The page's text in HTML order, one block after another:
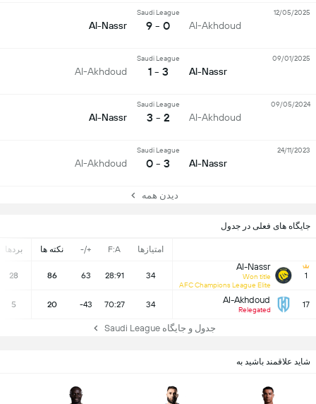
جایگاه های فعلی در جدول
امتیازها F:A
+/- نکته ها بردها
1
Al-Nassr
Won title
AFC Champions League Elite
34
28:91
63
86
28
17
Al-Akhdoud
Relegated
34
70:27
-43
20
5
جدول و جایگاه Saudi League
Al-Akhdoud
Saudi League
0 - 9
Al-Nassr
12/05/2025
Al-Nassr
Saudi League
3 - 1
Al-Akhdoud
09/01/2025
Al-Akhdoud
Saudi League
2 - 3
Al-Nassr
09/05/2024
Al-Nassr
Saudi League
3 - 0
Al-Akhdoud
24/11/2023
دیدن همه
شاید علاقمند باشید به